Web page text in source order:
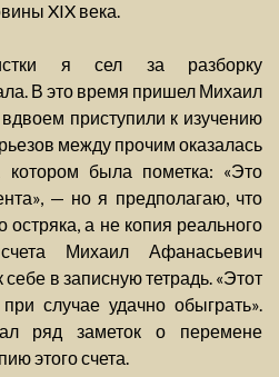
XIX века.
я сел за разборку
В это время пришел Михаил
приступили к изучению
между прочим оказалась
котором была пометка: «Это
— но я предполагаю, что
остряка, а не копия реального
Михаил Афанасьевич
в записную тетрадь. «Этот
случае удачно обыграть».
ряд заметок о перемене
этого счета.